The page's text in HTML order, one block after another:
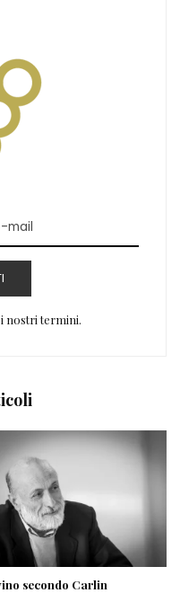
i nostri termini.
secondo Carlin